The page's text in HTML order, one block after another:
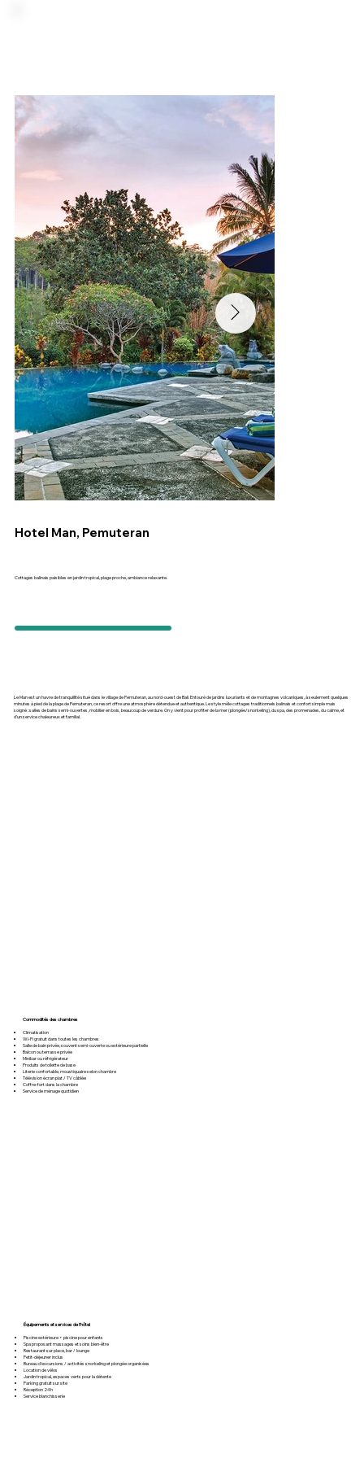
Hotel Man, Pemuteran
Cottages balinais paisibles en jardin tropical, plage proche, ambiance relaxante.
Le Man est un havre de tranquillité situé dans le village de Pemuteran, au nord-ouest de Bali. Entouré de jardins luxuriants et de montagnes volcaniques, à seulement quelques
minutes à pied de la plage de Pemuteran, ce resort offre une atmosphère détendue et authentique. Le style mêle cottages traditionnels balinais et confort simple mais
soigné : salles de bains semi-ouvertes, mobilier en bois, beaucoup de verdure. On y vient pour profiter de la mer (plongée/snorkeling), du spa, des promenades, du calme, et
d’un service chaleureux et familial.
Commodités des chambres
Climatisation
Wi-Fi gratuit dans toutes les chambres
Salle de bain privée, souvent semi-ouverte ou extérieure partielle
Balcon ou terrasse privée
Minibar ou réfrigérateur
Produits de toilette de base
Literie confortable, moustiquaire selon chambre
Télévision écran plat / TV câblée
Coffre-fort dans la chambre
Service de ménage quotidien
Équipements et services de l’hôtel
Piscine extérieure + piscine pour enfants
Spa proposant massages et soins bien-être
Restaurant sur place, bar / lounge
Petit-déjeuner inclus
Bureau d’excursions / activités snorkeling et plongée organisées
Location de vélos
Jardin tropical, espaces verts pour la détente
Parking gratuit sur site
Réception 24h
Service blanchisserie